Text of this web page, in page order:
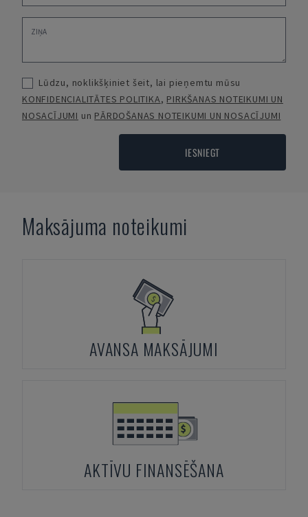
Lūdzu, noklikšķiniet šeit, lai pieņemtu mūsu
KONFIDENCIALITĀTES POLITIKA, PIRKŠANAS NOTEIKUMI UN
NOSACĪJUMI un PĀRDOŠANAS NOTEIKUMI UN NOSACĪJUMI
IESNIEGT
Maksājuma noteikumi
AVANSA MAKSĀJUMI
AKTĪVU FINANSĒŠANA